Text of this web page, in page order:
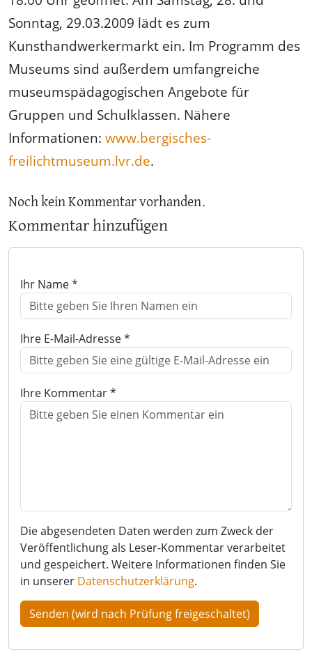
Sonntag, 29.03.2009 lädt es zum
Kunsthandwerkermarkt ein. Im Programm des
Museums sind außerdem umfangreiche
museumspädagogischen Angebote für
Gruppen und Schulklassen. Nähere
Informationen: www.bergisches-
freilichtmuseum.lvr.de.
Noch kein Kommentar vorhanden.
Kommentar hinzufügen
Ihr Name *
Ihre E-Mail-Adresse *
Ihre Kommentar *
Die abgesendeten Daten werden zum Zweck der
Veröffentlichung als Leser-Kommentar verarbeitet
und gespeichert. Weitere Informationen finden Sie
in unserer Datenschutzerklärung.